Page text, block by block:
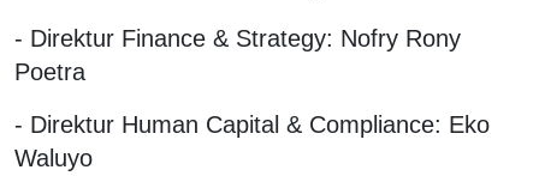
- Direktur Finance & Strategy: Nofry Rony
Poetra
- Direktur Human Capital & Compliance: Eko
Waluyo